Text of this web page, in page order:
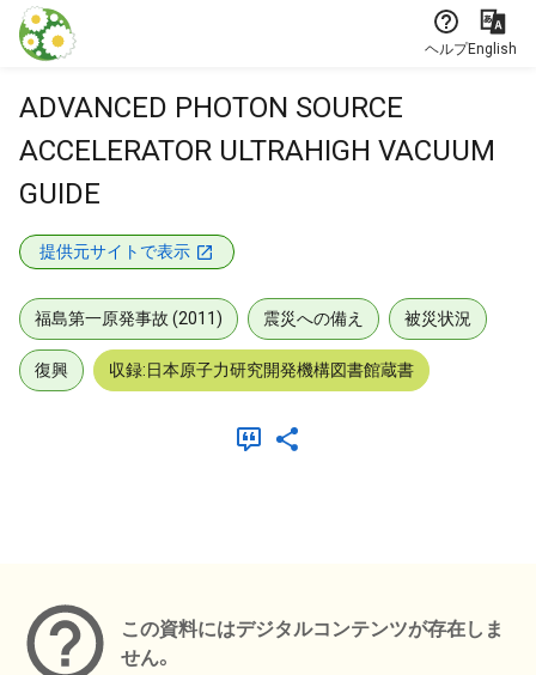
本文に飛ぶ
ヘルプEnglish
ADVANCED PHOTON SOURCE
ACCELERATOR ULTRAHIGH VACUUM
GUIDE
提供元サイトで表示
福島第一原発事故 (2011) 震災への備え 被災状況
復興 収録:日本原子力研究開発機構図書館蔵書
この資料にはデジタルコンテンツが存在しま
せん。